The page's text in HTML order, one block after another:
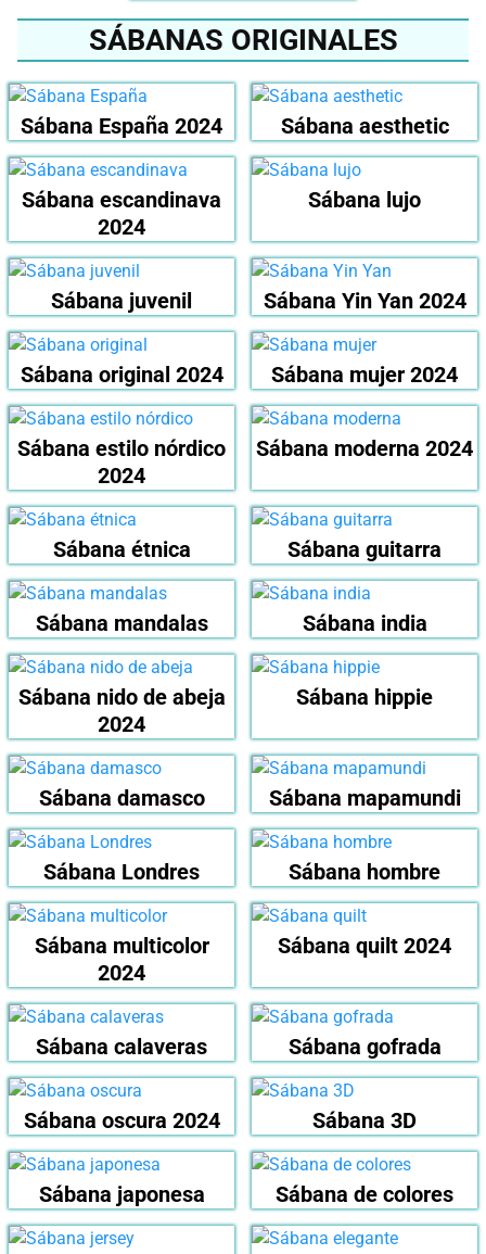
SÁBANAS ORIGINALES
Sábana España 2024 Sábana aesthetic
Sábana escandinava
2024
Sábana lujo
Sábana juvenil Sábana Yin Yan 2024
Sábana original 2024 Sábana mujer 2024
Sábana estilo nórdico
2024
Sábana moderna 2024
Sábana étnica Sábana guitarra
Sábana mandalas Sábana india
Sábana nido de abeja
2024
Sábana hippie
Sábana damasco Sábana mapamundi
Sábana Londres Sábana hombre
Sábana multicolor
2024
Sábana quilt 2024
Sábana calaveras Sábana gofrada
Sábana oscura 2024 Sábana 3D
Sábana japonesa Sábana de colores